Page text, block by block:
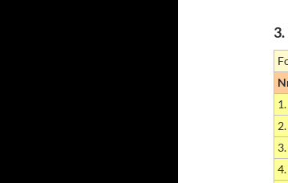
1.
2.
3.
4.